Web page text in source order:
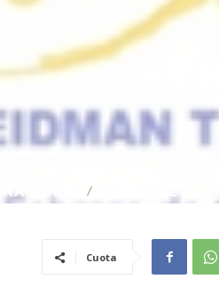
TRAIGUÉN
Cuota